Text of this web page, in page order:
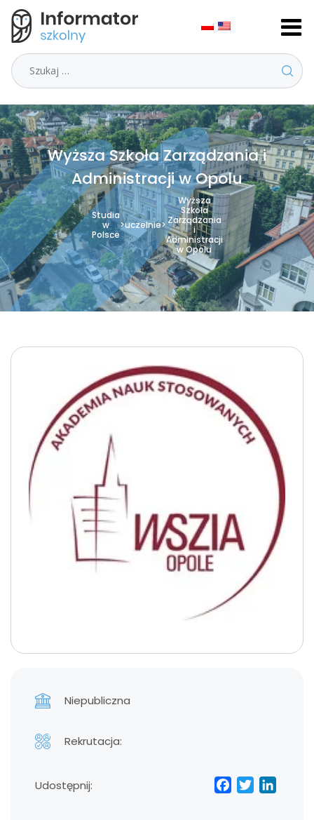
Szukaj
Wyższa Szkoła Zarządzania i
Administracji w Opolu
Studia
w
Polsce
>uczelnie>
Wyższa
Szkoła
Zarządzania
i
Administracji
w Opolu
Niepubliczna
Rekrutacja:
Udostępnij: